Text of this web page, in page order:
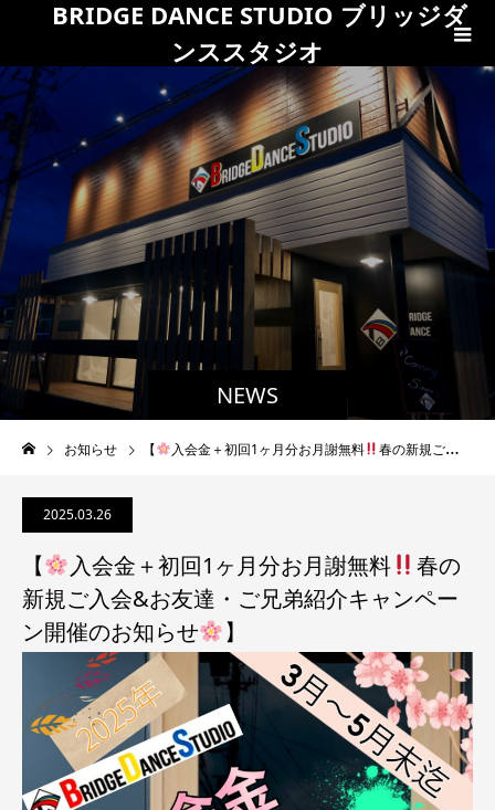
BRIDGE DANCE STUDIO ブリッジダ
ンススタジオ
NEWS
お知らせ 【 入会金＋初回1ヶ月分お月謝無料 春の新規ご入会&お友達・ご兄弟紹介キャンペーン開催のお知らせ
2025.03.26
【 入会金＋初回1ヶ月分お月謝無料
春の
新規ご入会&お友達・ご兄弟紹介キャンペー
ン開催のお知らせ
】